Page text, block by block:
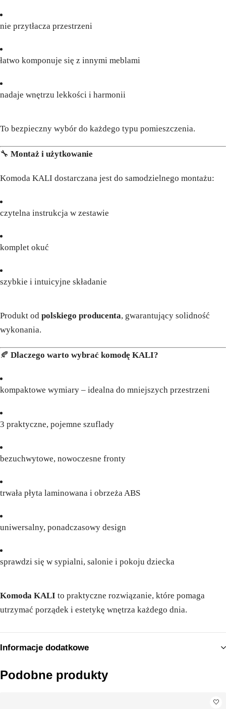
nie przytłacza przestrzeni
łatwo komponuje się z innymi meblami
nadaje wnętrzu lekkości i harmonii
To bezpieczny wybór do każdego typu pomieszczenia.
🔧 Montaż i użytkowanie
Komoda KALI dostarczana jest do samodzielnego montażu:
czytelna instrukcja w zestawie
komplet okuć
szybkie i intuicyjne składanie
Produkt od polskiego producenta, gwarantujący solidność
wykonania.
🍂 Dlaczego warto wybrać komodę KALI?
kompaktowe wymiary – idealna do mniejszych przestrzeni
3 praktyczne, pojemne szuflady
bezuchwytowe, nowoczesne fronty
trwała płyta laminowana i obrzeża ABS
uniwersalny, ponadczasowy design
sprawdzi się w sypialni, salonie i pokoju dziecka
Komoda KALI to praktyczne rozwiązanie, które pomaga
utrzymać porządek i estetykę wnętrza każdego dnia.
Informacje dodatkowe
Podobne produkty